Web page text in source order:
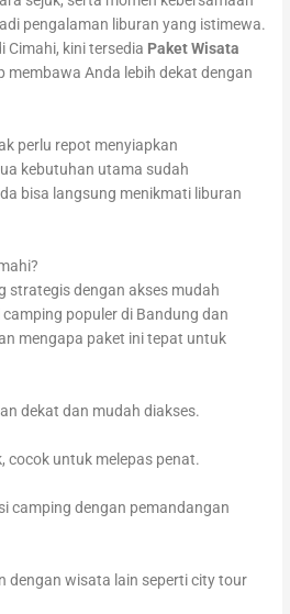
pengalaman liburan yang istimewa.
Cimahi, kini tersedia Paket Wisata
membawa Anda lebih dekat dengan
perlu repot menyiapkan
kebutuhan utama sudah
bisa langsung menikmati liburan
strategis dengan akses mudah
populer di Bandung dan
mengapa paket ini tepat untuk
dekat dan mudah diakses.
cocok untuk melepas penat.
camping dengan pemandangan
dengan wisata lain seperti city tour